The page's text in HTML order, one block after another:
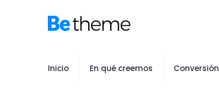
Inicio En qué creemos Conversión